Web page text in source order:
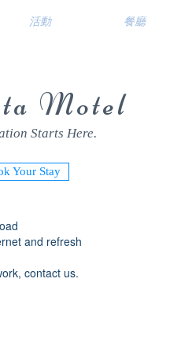
活動 餐廳
Motel
Starts Here.
Your Stay
and refresh
contact us.